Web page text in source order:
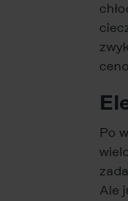
Po
Ale